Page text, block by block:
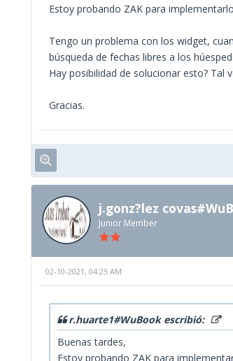
Estoy probando ZAK para
Tengo un problema con los widget,
búsqueda de fechas libres a los
Hay posibilidad de solucionar esto? Tal
Gracias.
j.gonz?lez
Junior Member
02-10-2021, 04:25 AM
r.huarte1#WuBook escribió:
Buenas tardes,
Estoy probando ZAK para